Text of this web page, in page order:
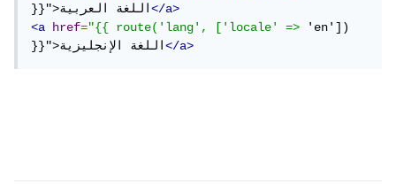
}}">اللغة العربية</a>
<a
href="{{ route('lang', ['locale' =>
'en'])
}}">اللغة الإنجليزية</a>